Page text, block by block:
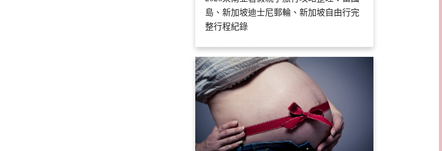
島、新加坡迪士尼郵輪、新加坡自由行完
整行程紀錄